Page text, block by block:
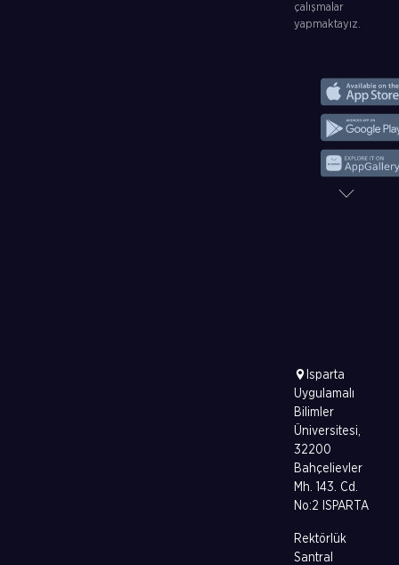
çalışmalar
yapmaktayız.
Isparta
Uygulamalı
Bilimler
Üniversitesi,
32200
Bahçelievler
Mh. 143. Cd.
No:2 ISPARTA
Rektörlük
Santral